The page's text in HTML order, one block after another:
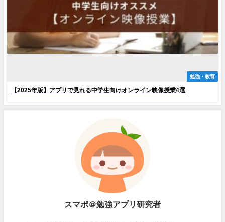
勉強・教育
【2025年版】アプリで見れる中学生向けオンライン映像授業4選
スマポ＠勉強アプリ研究者